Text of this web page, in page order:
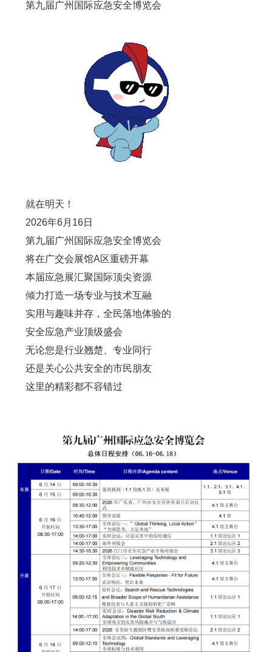
第九届广州国际应急安全博览会
就在明天！
2026年6月16日
第九届广州国际应急安全博览会
将在广交会展馆A区重磅开幕
本届应急展汇聚国际顶尖资源
倾力打造一场专业与技术互融
实用与趣味并存，全民落地体验的
安全应急产业顶级盛会
无论您是行业翘楚、专业同行
还是关心公共安全的市民朋友
这里的精彩都不容错过